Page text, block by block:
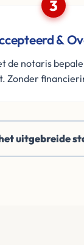
3
&
de notaris
Zonder
uitgebreide